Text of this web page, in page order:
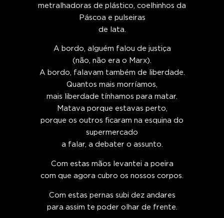
metralhadoras de plástico, coelhinhos da
Páscoa e pulseiras
de lata.
A bordo, alguém falou de justiça
(não, não era o Marx).
A bordo, falavam também de liberdade.
Quantos mais morríamos,
mais liberdade tínhamos para matar.
Matava porque estavas perto,
porque os outros ficaram na esquina do
supermercado
a falar, a debater o assunto.
Com estas mãos levantei a poeira
com que agora cubro os nossos corpos.
Com estas pernas subi dez andares
para assim te poder olhar de frente.